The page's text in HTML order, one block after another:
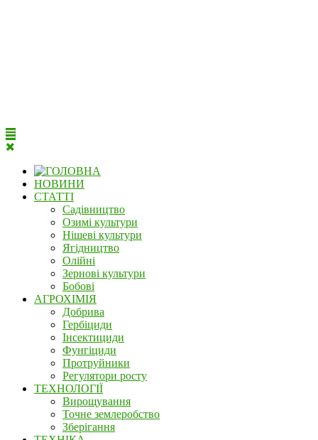
НОВИНИ
СТАТТІ
Садівництво
Озимі культури
Нішеві культури
Ягідництво
Олійні
Зернові культури
Бобові
АГРОХІМІЯ
Добрива
Гербіциди
Інсектициди
Фунгіциди
Протруйники
Регулятори росту
ТЕХНОЛОГІЇ
Вирощування
Точне землеробство
Зберігання